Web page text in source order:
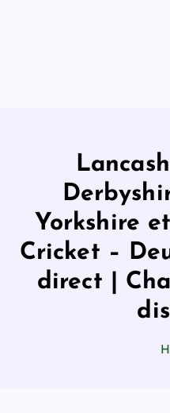
Yorkshire
Cricket –
direct |